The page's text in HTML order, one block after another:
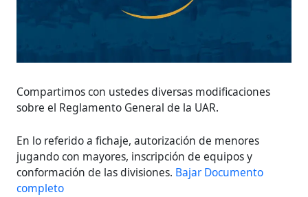
Compartimos con ustedes diversas modificaciones
sobre el Reglamento General de la UAR.
En lo referido a fichaje, autorización de menores
jugando con mayores, inscripción de equipos y
conformación de las divisiones. Bajar Documento
completo